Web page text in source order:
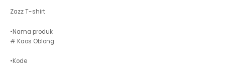
Zazz T-shirt
•Nama produk
# Kaos Oblong
•Kode